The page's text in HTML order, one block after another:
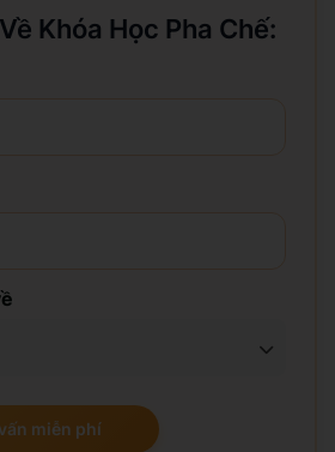
Khóa Học Pha Chế:
miễn phí